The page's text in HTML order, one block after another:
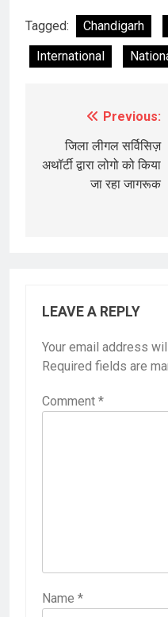
Tagged: Chandigarh
International
navigation
Previous:
जिला लीगल सर्विसिज़
अथॉर्टी द्वारा लोगो को किया
जा रहा जागरूक
LEAVE A REPLY
Your email address
Required fields are
Comment *
Name *